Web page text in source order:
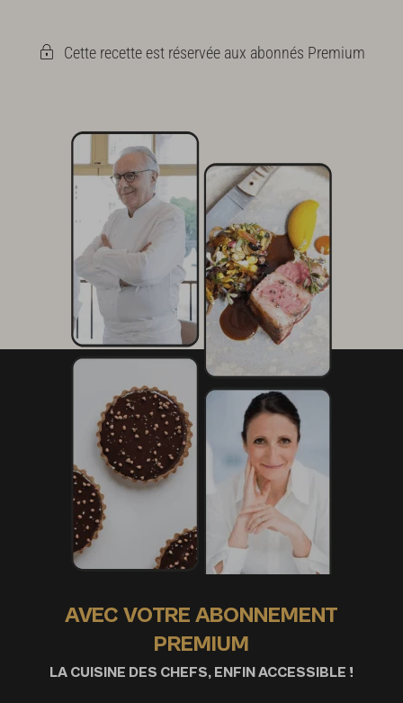
Cette recette est réservée aux abonnés Premium
AVEC VOTRE ABONNEMENT
PREMIUM
LA CUISINE DES CHEFS, ENFIN ACCESSIBLE !